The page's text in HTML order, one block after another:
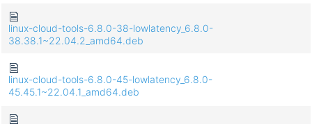
linux-cloud-tools-6.8.0-38-lowlatency_6.8.0-
38.38.1~22.04.2_amd64.deb
linux-cloud-tools-6.8.0-45-lowlatency_6.8.0-
45.45.1~22.04.1_amd64.deb